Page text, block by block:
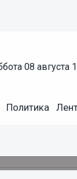
08 августа
Политика